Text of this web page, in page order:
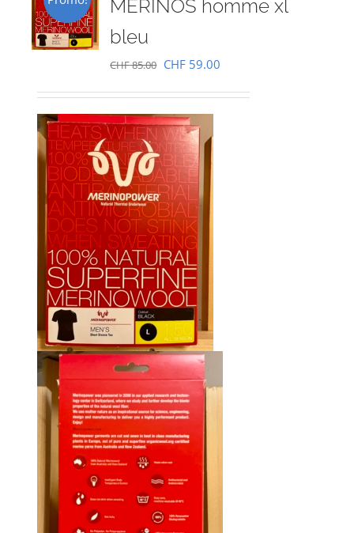
MÉRINOS homme xl
bleu
CHF85.00 Le
initial
était :
CHF 85.00.
CHF 59.00